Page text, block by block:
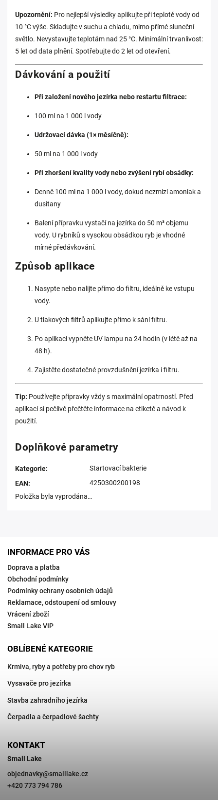
Upozornění: Pro nejlepší výsledky aplikujte při teplotě vody od
10 °C výše. Skladujte v suchu a chladu, mimo přímé sluneční
světlo. Nevystavujte teplotám nad 25 °C. Minimální trvanlivost:
5 let od data plnění. Spotřebujte do 2 let od otevření.
Dávkování a použití
Při založení nového jezírka nebo restartu filtrace:
100 ml na 1 000 l vody
Udržovací dávka (1× měsíčně):
50 ml na 1 000 l vody
Při zhoršení kvality vody nebo zvýšení rybí obsádky:
Denně 100 ml na 1 000 l vody, dokud nezmizí amoniak a
dusitany
Balení přípravku vystačí na jezírka do 50 m³ objemu
vody. U rybníků s vysokou obsádkou ryb je vhodné
mírné předávkování.
Způsob aplikace
Nasypte nebo nalijte přímo do filtru, ideálně ke vstupu
vody.
U tlakových filtrů aplikujte přímo k sání filtru.
Po aplikaci vypněte UV lampu na 24 hodin (v létě až na
48 h).
Zajistěte dostatečné provzdušnění jezírka i filtru.
Tip: Používejte přípravky vždy s maximální opatrností. Před
aplikací si pečlivě přečtěte informace na etiketě a návod k
použití.
Doplňkové parametry
Kategorie:
Startovací bakterie
EAN:
4250300200198
Položka byla vyprodána…
INFORMACE PRO VÁS
Doprava a platba
Obchodní podmínky
Podmínky ochrany osobních údajů
Reklamace, odstoupení od smlouvy
Vrácení zboží
Small Lake VIP
OBLÍBENÉ KATEGORIE
Krmiva, ryby a potřeby pro chov ryb
Vysavače pro jezírka
Stavba zahradního jezírka
Čerpadla a čerpadlové šachty
KONTAKT
Small Lake
objednavky@smalllake.cz
+420 773 794 786